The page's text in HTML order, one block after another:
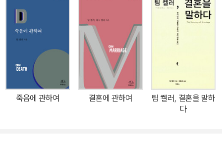
시리즈를 마련했다. 인생에서 가장 중요하고 뜻깊은 순간들을 기독교
적 기초 안에서 바라볼 수 있게 하는 것이 이 3부작의 목적이다. "한
번 태어나면 두 번 죽고 두 번 태어나면 한 번 죽는다" 모든 신자가 거
치는 두 번의 출생, 그리고 성장 하나님께 생명을 받아 인간으로 태어
난다는 것은 어떤 의미인가? 가정과 교회는 신생아에게 어떤 책임을
져야 하는가? 첫 출생으로 맺어진 우리 자녀를 어떻게 하면 두 번째
출생 즉 거듭남에 이르도록 도울 수 있을까? 생명 탄생과 유아 세례
의 의미, 거듭남과 영적 성장에 대한 팀 켈러의 고찰에서 45년차 목
죽음에 관하여 결혼에 관하여
팀 켈러, 결혼을 말하
다